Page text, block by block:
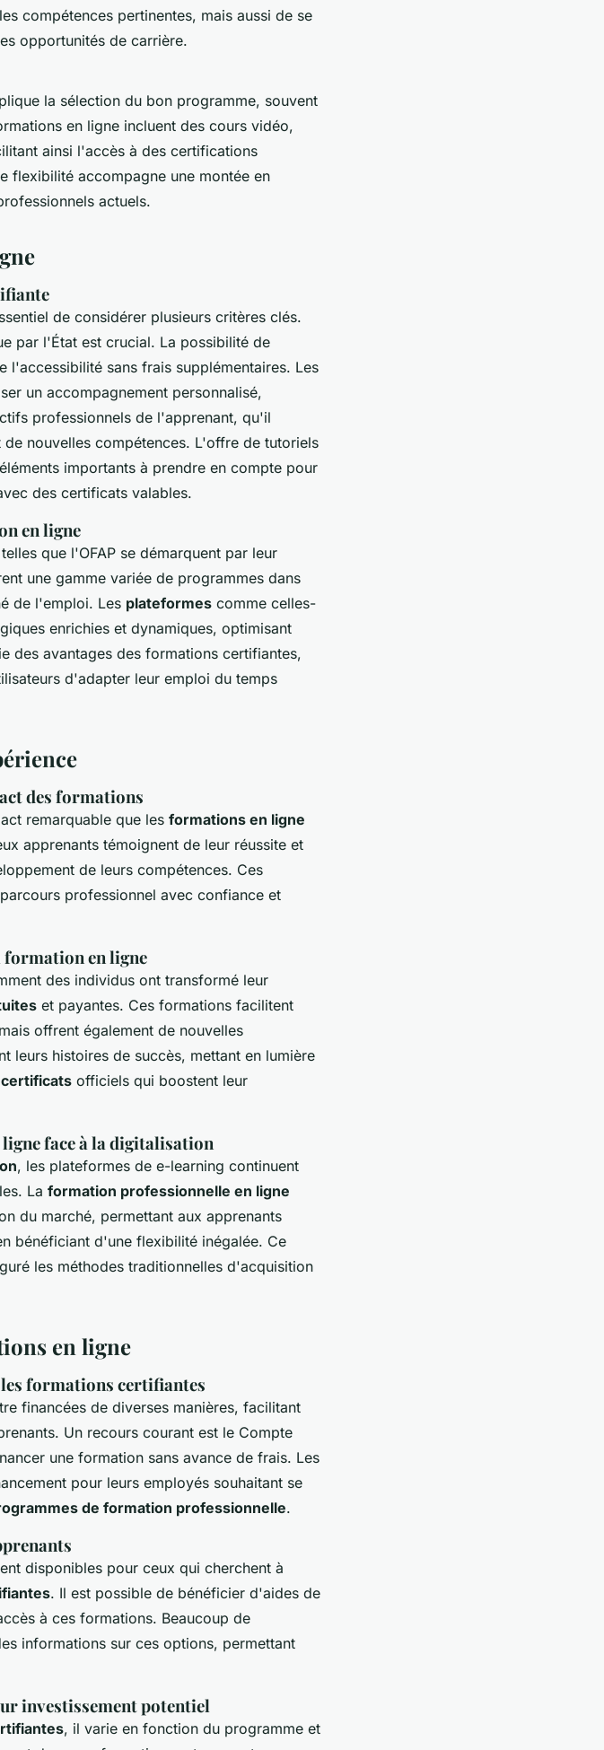
compétences pertinentes, mais aussi de se
opportunités de carrière.
la sélection du bon programme, souvent
en ligne incluent des cours vidéo,
ainsi l'accès à des certifications
flexibilité accompagne une montée en
actuels.
de considérer plusieurs critères clés.
par l'État est crucial. La possibilité de
l'accessibilité sans frais supplémentaires. Les
un accompagnement personnalisé,
professionnels de l'apprenant, qu'il
nouvelles compétences. L'offre de tutoriels
importants à prendre en compte pour
des certificats valables.
en ligne
telles que l'OFAP se démarquent par leur
une gamme variée de programmes dans
de l'emploi. Les plateformes comme celles-
enrichies et dynamiques, optimisant
des avantages des formations certifiantes,
d'adapter leur emploi du temps
des formations
remarquable que les formations en ligne
apprenants témoignent de leur réussite et
de leurs compétences. Ces
professionnel avec confiance et
formation en ligne
des individus ont transformé leur
et payantes. Ces formations facilitent
offrent également de nouvelles
leurs histoires de succès, mettant en lumière
officiels qui boostent leur
face à la digitalisation
, les plateformes de e-learning continuent
La formation professionnelle en ligne
du marché, permettant aux apprenants
bénéficiant d'une flexibilité inégalée. Ce
les méthodes traditionnelles d'acquisition
en ligne
formations certifiantes
financées de diverses manières, facilitant
Un recours courant est le Compte
une formation sans avance de frais. Les
pour leurs employés souhaitant se
de formation professionnelle.
disponibles pour ceux qui cherchent à
. Il est possible de bénéficier d'aides de
à ces formations. Beaucoup de
informations sur ces options, permettant
investissement potentiel
, il varie en fonction du programme et